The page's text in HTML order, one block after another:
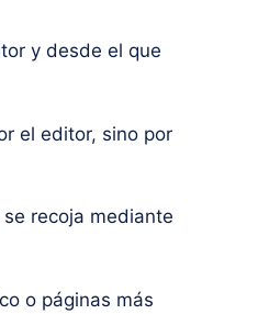
y desde el que
el editor, sino por
recoja mediante
o páginas más